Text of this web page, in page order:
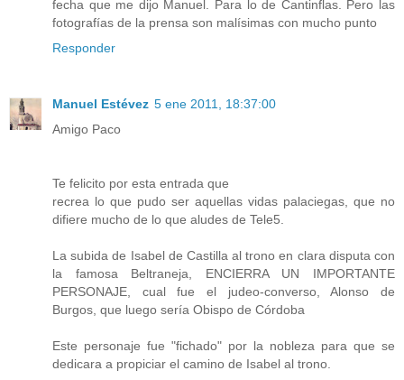
fecha que me dijo Manuel. Para lo de Cantinflas. Pero las
fotografías de la prensa son malísimas con mucho punto
Responder
Manuel Estévez 5 ene 2011, 18:37:00
Amigo Paco
Te felicito por esta entrada que
recrea lo que pudo ser aquellas vidas palaciegas, que no
difiere mucho de lo que aludes de Tele5.
La subida de Isabel de Castilla al trono en clara disputa con
la famosa Beltraneja, ENCIERRA UN IMPORTANTE
PERSONAJE, cual fue el judeo-converso, Alonso de
Burgos, que luego sería Obispo de Córdoba
Este personaje fue "fichado" por la nobleza para que se
dedicara a propiciar el camino de Isabel al trono.